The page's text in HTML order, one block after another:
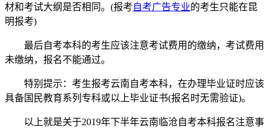
材和考试大纲是否相同。(报考自考广告专业的考生只能在昆
明报考)
最后自考本科的考生应该注意考试费用的缴纳，考试费用
未缴纳，报名不能通过。
特别提示：考生报考云南自考本科，在办理毕业证时应该
具备国民教育系列专科或以上毕业证书(报名时无需验证)。
以上就是关于2019年下半年云南临沧自考本科报名注意事